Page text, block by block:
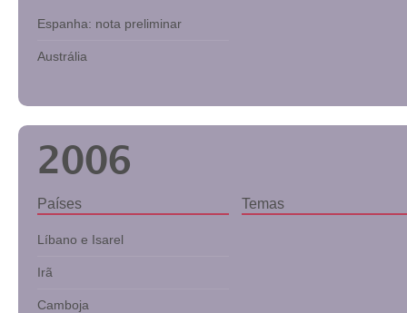
Espanha: nota preliminar
Austrália
2006
Países
Líbano e Isarel
Irã
Camboja
Temas